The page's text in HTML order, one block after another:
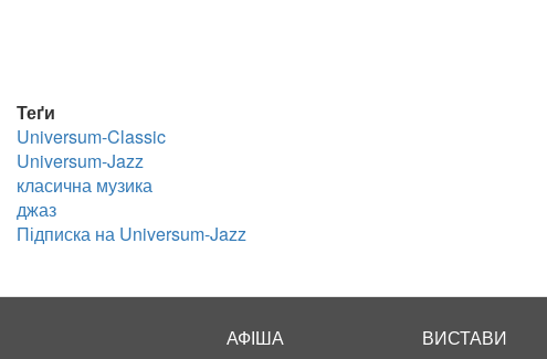
Теґи
Universum-Classic
Universum-Jazz
класична музика
джаз
Підписка на Universum-Jazz
АФІША ВИСТАВИ